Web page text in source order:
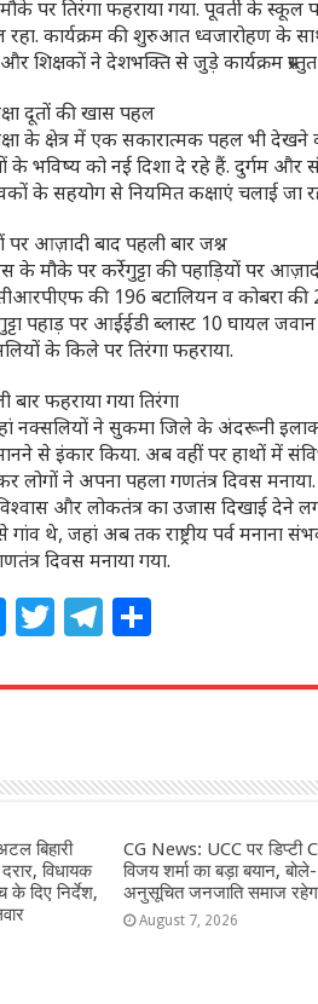
पर तिरंगा फहराया गया. पूवर्ती के स्कूल
कार्यक्रम की शुरुआत ध्वजारोहण के
और शिक्षकों ने देशभक्ति से जुड़े कार्यक्रम
दूतों की खास पहल
के क्षेत्र में एक सकारात्मक पहल भी देखने को
भविष्य को नई दिशा दे रहे हैं. दुर्गम और
के सहयोग से नियमित कक्षाएं चलाई जा
पर आज़ादी बाद पहली बार जश्न
के मौके पर कर्रेगुट्टा की पहाड़ियों पर
की 196 बटालियन व कोबरा की
पहाड़ पर आईईडी ब्लास्ट 10 घायल
के किले पर तिरंगा फहराया.
बार फहराया गया तिरंगा
नक्सलियों ने सुकमा जिले के अंदरूनी
से इंकार किया. अब वहीं पर हाथों में
लोगों ने अपना पहला गणतंत्र दिवस
और लोकतंत्र का उजास दिखाई देने
थे, जहां अब तक राष्ट्रीय पर्व मनाना
दिवस मनाया गया.
M
ss
n
g
e
r
T
itt
r
T
e
ra
m
ar
बिहारी
विधायक
के दिए निर्देश,
CG News: UCC पर डिप्टी
विजय शर्मा का बड़ा बयान, बोले-
अनुसूचित जनजाति समाज
August 7, 2026